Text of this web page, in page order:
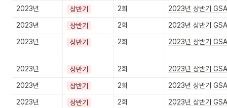
2023년 상반기 2회 2023년 상반기
2023년 상반기 2회 2023년 상반기
2023년 상반기 2회 2023년 상반기
2023년 상반기 2회 2023년 상반기
2023년 상반기 2회 2023년 상반기
2023년 상반기 2회 2023년 상반기